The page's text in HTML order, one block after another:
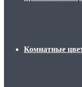
Комнатные